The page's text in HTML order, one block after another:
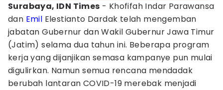
Surabaya, IDN Times - Khofifah Indar Parawansa
dan Emil Elestianto Dardak telah mengemban
jabatan Gubernur dan Wakil Gubernur Jawa Timur
(Jatim) selama dua tahun ini. Beberapa program
kerja yang dijanjikan semasa kampanye pun mulai
digulirkan. Namun semua rencana mendadak
berubah lantaran COVID-19 merebak menjadi